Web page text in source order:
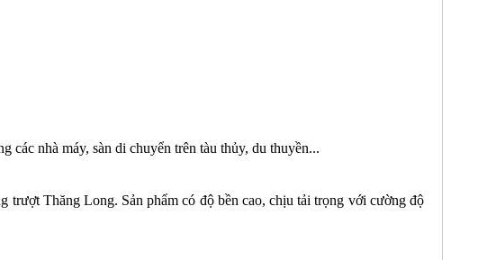
các nhà máy, sàn di chuyển trên tàu thủy, du thuyền...
trượt Thăng Long. Sản phẩm có độ bền cao, chịu tải trọng với cường độ